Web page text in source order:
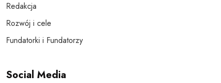
Redakcja
Rozwój i cele
Fundatorki i Fundatorzy
Social Media